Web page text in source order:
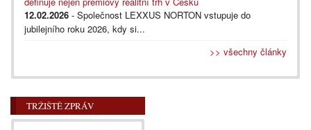
12.02.2026 - Společnost LEXXUS NORTON vstupuje do
jubilejního roku 2026, kdy si...
>> všechny články
TRŽIŠTĚ ZPRÁV